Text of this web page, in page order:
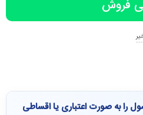
فروش
را به صورت اعتباری یا اقساطی